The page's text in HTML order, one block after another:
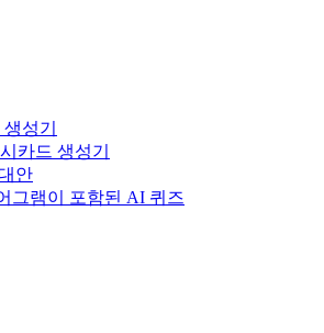
성기
카드 생성기
안
그램이 포함된 AI 퀴즈